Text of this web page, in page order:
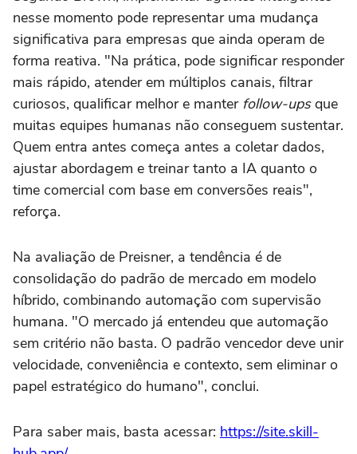
nesse momento pode representar uma mudança
significativa para empresas que ainda operam de
forma reativa. "Na prática, pode significar responder
mais rápido, atender em múltiplos canais, filtrar
curiosos, qualificar melhor e manter follow-upsque
muitas equipes humanas não conseguem sustentar.
Quem entra antes começa antes a coletar dados,
ajustar abordagem e treinar tanto a IA quanto o
time comercial com base em conversões reais",
reforça.
Na avaliação de Preisner, a tendência é de
consolidação do padrão de mercado em modelo
híbrido, combinando automação com supervisão
humana. "O mercado já entendeu que automação
sem critério não basta. O padrão vencedor deve unir
velocidade, conveniência e contexto, sem eliminar o
papel estratégico do humano", conclui.
Para saber mais, basta acessar: https://site.skill-